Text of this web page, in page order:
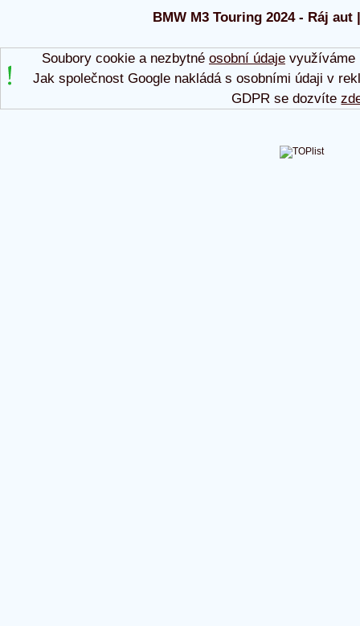
BMW M3 Touring 2024 - Ráj aut
Soubory cookie a nezbytné osobní údajevyužíváme
Jak společnost Google nakládá s osobními údaji v
GDPR se dozvíte